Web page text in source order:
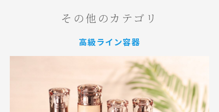
その他のカテゴリ
高級ライン容器